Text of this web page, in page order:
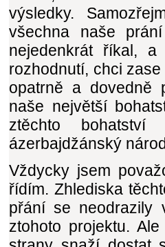
výsledky.
všechna naše
nejedenkrát říkal,
rozhodnutí, chci
opatrně a dovedně
naše největší
ztěchto
ázerbajdžánský
Vždycky jsem
řídím. Zhlediska
přání se neodrazily
ztohoto projektu.